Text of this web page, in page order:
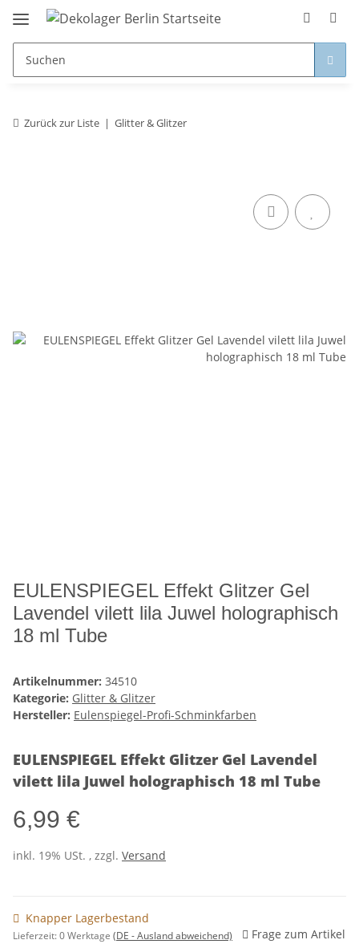
Zurück zur Liste Glitter & Glitzer
EULENSPIEGEL Effekt Glitzer Gel
Lavendel vilett lila Juwel holographisch
18 ml Tube
Artikelnummer: 34510
Kategorie: Glitter & Glitzer
Hersteller: Eulenspiegel-Profi-Schminkfarben
EULENSPIEGEL Effekt Glitzer Gel Lavendel
vilett lila Juwel holographisch 18 ml Tube
6,99 €
inkl. 19% USt. , zzgl. Versand
Knapper Lagerbestand
Lieferzeit:0 Werktage (DE - Ausland abweichend) Frage zum Artikel